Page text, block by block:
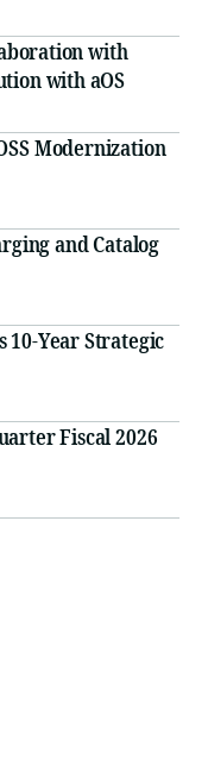
with
with aOS
Modernization
and Catalog
Year Strategic
Fiscal 2026